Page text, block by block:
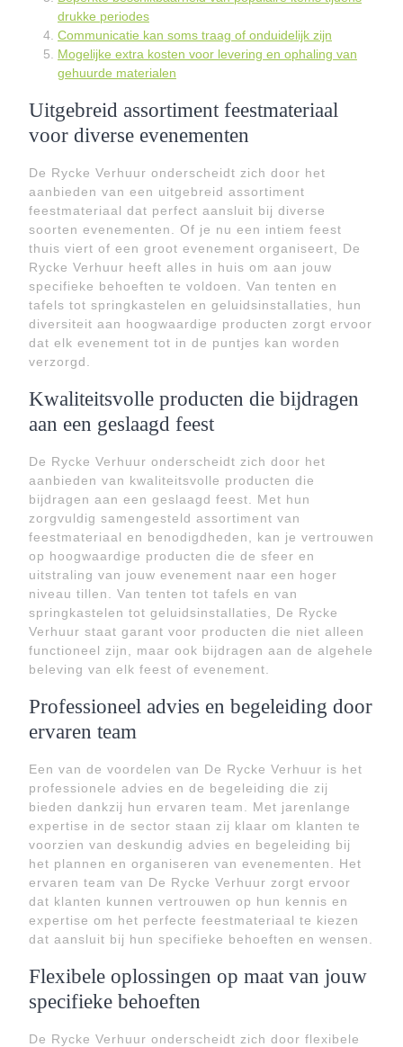
drukke periodes
Communicatie kan soms traag of onduidelijk zijn
Mogelijke extra kosten voor levering en ophaling van
gehuurde materialen
Uitgebreid assortiment feestmateriaal
voor diverse evenementen
De Rycke Verhuur onderscheidt zich door het
aanbieden van een uitgebreid assortiment
feestmateriaal dat perfect aansluit bij diverse
soorten evenementen. Of je nu een intiem feest
thuis viert of een groot evenement organiseert, De
Rycke Verhuur heeft alles in huis om aan jouw
specifieke behoeften te voldoen. Van tenten en
tafels tot springkastelen en geluidsinstallaties, hun
diversiteit aan hoogwaardige producten zorgt ervoor
dat elk evenement tot in de puntjes kan worden
verzorgd.
Kwaliteitsvolle producten die bijdragen
aan een geslaagd feest
De Rycke Verhuur onderscheidt zich door het
aanbieden van kwaliteitsvolle producten die
bijdragen aan een geslaagd feest. Met hun
zorgvuldig samengesteld assortiment van
feestmateriaal en benodigdheden, kan je vertrouwen
op hoogwaardige producten die de sfeer en
uitstraling van jouw evenement naar een hoger
niveau tillen. Van tenten tot tafels en van
springkastelen tot geluidsinstallaties, De Rycke
Verhuur staat garant voor producten die niet alleen
functioneel zijn, maar ook bijdragen aan de algehele
beleving van elk feest of evenement.
Professioneel advies en begeleiding door
ervaren team
Een van de voordelen van De Rycke Verhuur is het
professionele advies en de begeleiding die zij
bieden dankzij hun ervaren team. Met jarenlange
expertise in de sector staan zij klaar om klanten te
voorzien van deskundig advies en begeleiding bij
het plannen en organiseren van evenementen. Het
ervaren team van De Rycke Verhuur zorgt ervoor
dat klanten kunnen vertrouwen op hun kennis en
expertise om het perfecte feestmateriaal te kiezen
dat aansluit bij hun specifieke behoeften en wensen.
Flexibele oplossingen op maat van jouw
specifieke behoeften
De Rycke Verhuur onderscheidt zich door flexibele